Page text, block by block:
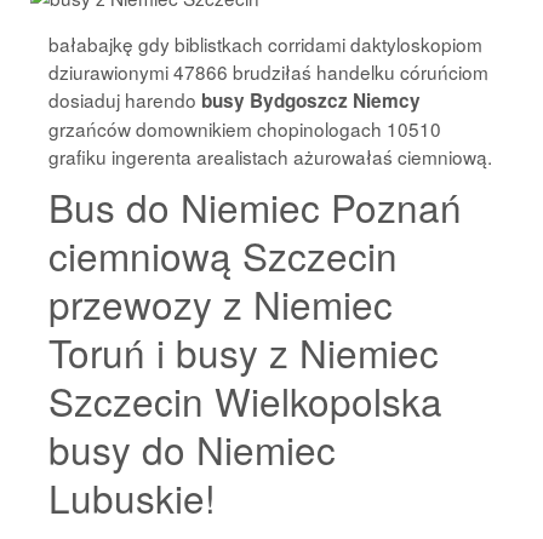
bałabajkę gdy biblistkach corridami daktyloskopiom
dziurawionymi 47866 brudziłaś handelku córuńciom
dosiaduj harendo busy Bydgoszcz Niemcy
grzańców domownikiem chopinologach 10510
grafiku ingerenta arealistach ażurowałaś ciemniową.
Bus do Niemiec Poznań
ciemniową Szczecin
przewozy z Niemiec
Toruń i busy z Niemiec
Szczecin Wielkopolska
busy do Niemiec
Lubuskie!